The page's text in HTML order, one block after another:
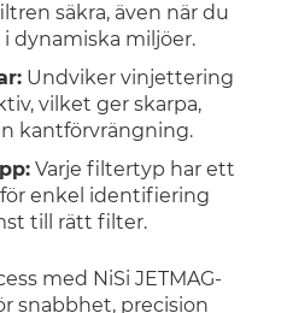
säkra, även när du
dynamiska miljöer.
Undviker vinjettering
vilket ger skarpa,
kantförvrängning.
Varje filtertyp har ett
enkel identifiering
till rätt filter.
med NiSi JETMAG-
snabbhet, precision